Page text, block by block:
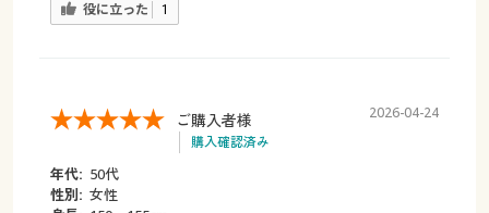
役に立った 1
ご購入者様
購入確認済み
2026-04-24
年代: 50代
性別: 女性